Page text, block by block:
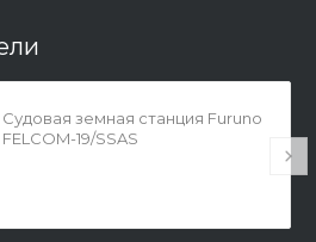
Судовая земная станция Furuno
FELCOM-19/SSAS